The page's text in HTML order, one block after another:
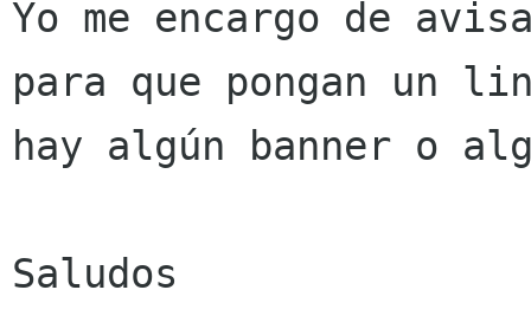
Yo me encargo de
para que pongan un
hay algún banner o
Saludos